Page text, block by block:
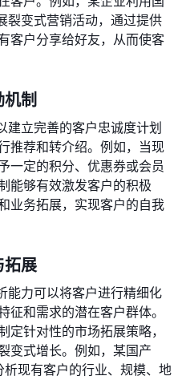
裂变式营销活动，通过提供
客户分享给好友，从而使客
机制
建立完善的客户忠诚度计划
推荐和转介绍。例如，当现
一定的积分、优惠券或会员
能够有效激发客户的积极
业务拓展，实现客户的自我
拓展
能力可以将客户进行精细化
和需求的潜在客户群体。
针对性的市场拓展策略，
变式增长。例如，某国产
现有客户的行业、规模、地